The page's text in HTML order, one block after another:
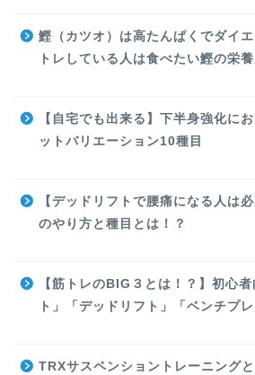
鰹（カツオ）は高たんぱくでダイ
トレしている人は食べたい鰹の栄
【自宅でも出来る】下半身強化に
ットバリエーション10種目
【デッドリフトで腰痛になる人は
のやり方と種目とは！？
【筋トレのBIG３とは！？】初心
ト」「デッドリフト」「ベンチプ
TRXサスペンショントレーニング